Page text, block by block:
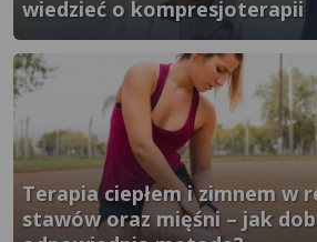
}" />
wiedzieć o kompresjoterapii
Terapia ciepłem i zimnem w
stawów oraz mięśni – jak